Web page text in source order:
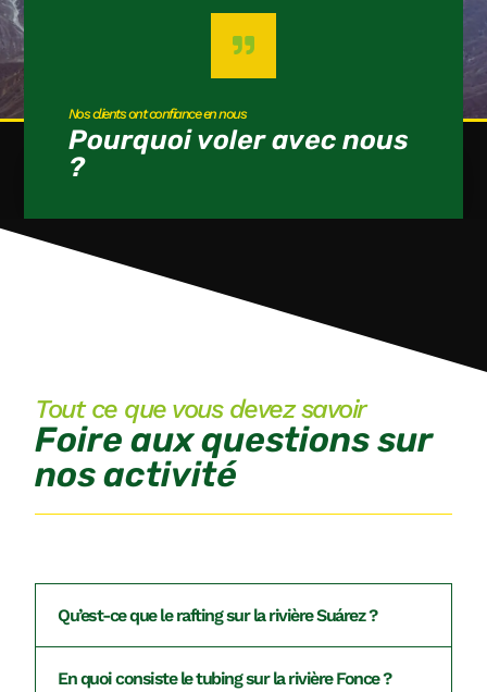
Nos clients ont confiance en nous
Pourquoi voler avec nous
?
Tout ce que vous devez savoir
Foire aux questions sur
nos activité
Qu’est-ce que le rafting sur la rivière Suárez ?
En quoi consiste le tubing sur la rivière Fonce ?